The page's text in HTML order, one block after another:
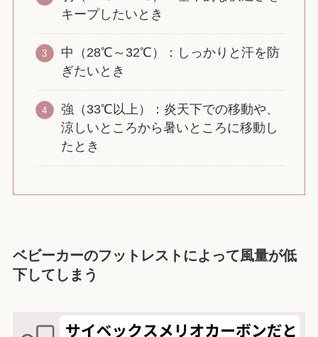
キープしたいとき
中（28℃～32℃）：しっかりと汗を防
ぎたいとき
強（33℃以上）：炎天下での移動や、
涼しいところから暑いところに移動し
たとき
ベビーカーのフットレストによって風量が低
下してしまう